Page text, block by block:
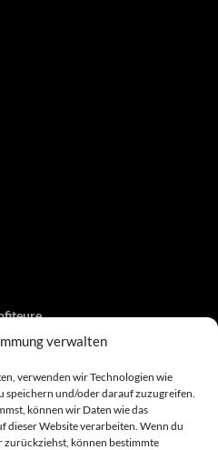
verwalten
verwenden wir Technologien wie
speichern und/oder darauf zuzugreifen.
können wir Daten wie das
dieser Website verarbeiten. Wenn du
können bestimmte
Proxy…
oder…
, Web- und…
eintreibende…